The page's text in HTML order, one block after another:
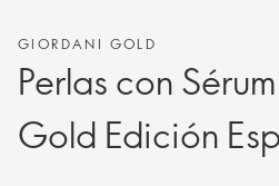
GIORDANI GOLD
Perlas con
Gold Edición